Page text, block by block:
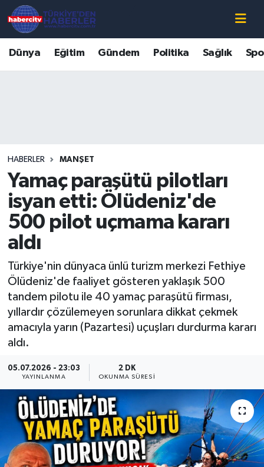
Dünya Eğitim Gündem Politika Sağlık
HABERLER MANŞET
Yamaç paraşütü pilotları
isyan etti: Ölüdeniz'de
500 pilot uçmama kararı
aldı
Türkiye'nin dünyaca ünlü turizm merkezi Fethiye
Ölüdeniz'de faaliyet gösteren yaklaşık 500
tandem pilotu ile 40 yamaç paraşütü firması,
yıllardır çözülemeyen sorunlara dikkat çekmek
amacıyla yarın (Pazartesi) uçuşları durdurma kararı
aldı.
05.07.2026 - 23:03
YAYINLANMA
2 DK
OKUNMA SÜRESI
Süper Lig Puan Durumu ve Fikstür
Tüm Manşetler
Son Dakika Haberleri